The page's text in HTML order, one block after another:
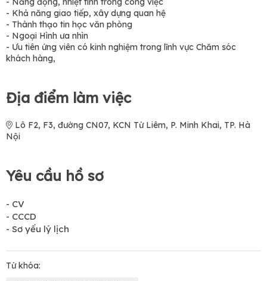
- Khả năng giao tiếp, xây dựng quan hệ
- Thành thạo tin học văn phòng
- Ngoại Hình ưa nhìn
- Ưu tiên ứng viên có kinh nghiệm trong lĩnh vực Chăm sóc
khách hàng,
Địa điểm làm việc
Lô F2, F3, đường CN07, KCN Từ Liêm, P. Minh Khai, TP. Hà
Nội
Yêu cầu hồ sơ
- CV
- CCCD
- Sơ yếu lý lịch
Từ khóa: